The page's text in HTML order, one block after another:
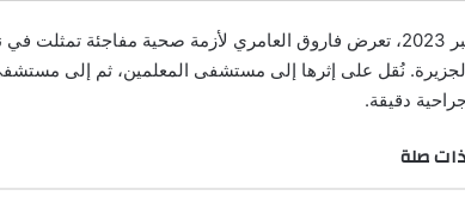
في نوفمبر 2023، تعرض فاروق العامري لأزمة صحية مفاجئة
نُقل على إثرها إلى مستشفى المعلمين، ثم إلى
دقيقة.
صلة